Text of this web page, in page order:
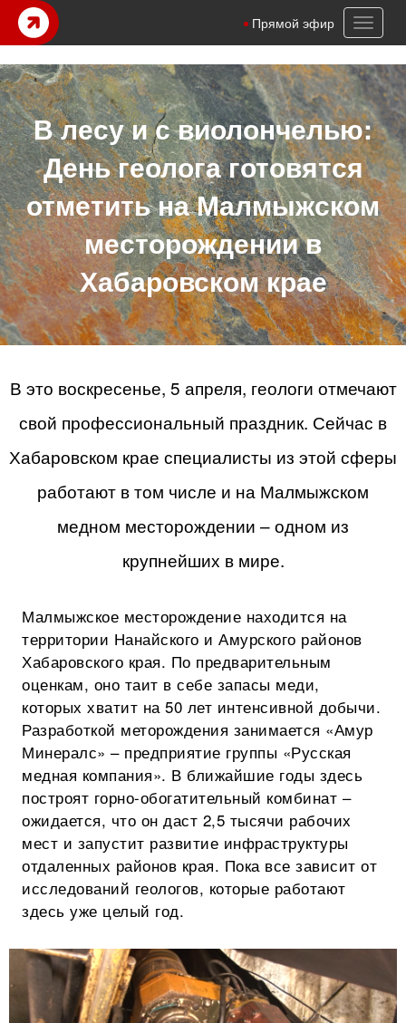
Toggle
Прямой эфир
В лесу и с виолончелью:
День геолога готовятся
отметить на Малмыжском
месторождении в
Хабаровском крае
В это воскресенье, 5 апреля, геологи отмечают
свой профессиональный праздник. Сейчас в
Хабаровском крае специалисты из этой сферы
работают в том числе и на Малмыжском
медном месторождении – одном из
крупнейших в мире.
Малмыжское месторождение находится на
территории Нанайского и Амурского районов
Хабаровского края. По предварительным
оценкам, оно таит в себе запасы меди,
которых хватит на 50 лет интенсивной добычи.
Разработкой меторождения занимается «Амур
Минералс» – предприятие группы «Русская
медная компания». В ближайшие годы здесь
построят горно-обогатительный комбинат –
ожидается, что он даст 2,5 тысячи рабочих
мест и запустит развитие инфраструктуры
отдаленных районов края. Пока все зависит от
исследований геологов, которые работают
здесь уже целый год.